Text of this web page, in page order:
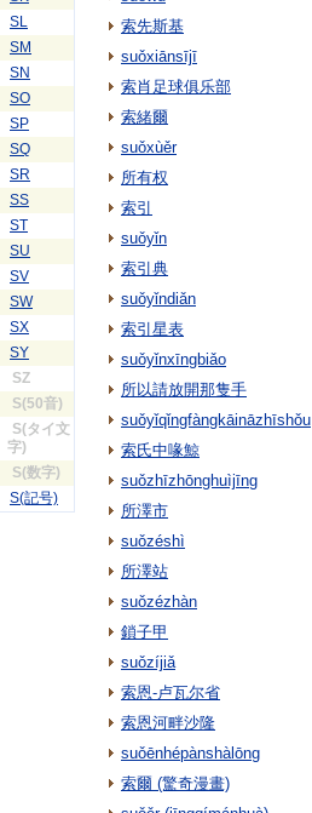
SL
SM
SN
SO
SP
SQ
SR
SS
ST
SU
SV
SW
SX
SY
SZ
S(50音)
S(タイ文
字)
S(数字)
S(記号)
索先斯基
suǒxiānsījī
索肖足球俱乐部
索緒爾
suǒxùěr
所有权
索引
suǒyǐn
索引典
suǒyǐndiǎn
索引星表
suǒyǐnxīngbiǎo
所以請放開那隻手
suǒyǐqǐngfàngkāināzhīshǒu
索氏中喙鯨
suǒzhīzhōnghuìjīng
所澤市
suǒzéshì
所澤站
suǒzézhàn
鎖子甲
suǒzíjiǎ
索恩-卢瓦尔省
索恩河畔沙隆
suǒēnhépànshàlōng
索爾 (驚奇漫畫)